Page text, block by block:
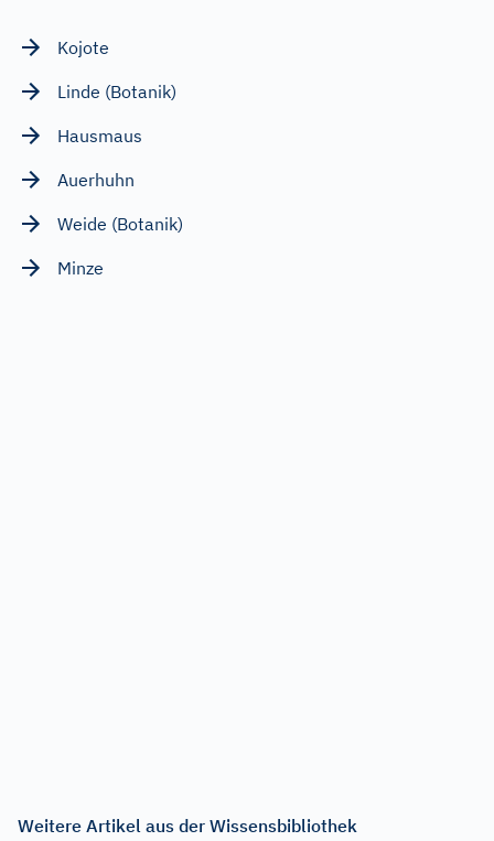
Kojote
Linde (Botanik)
Hausmaus
Auerhuhn
Weide (Botanik)
Minze
Weitere Artikel aus der Wissensbibliothek